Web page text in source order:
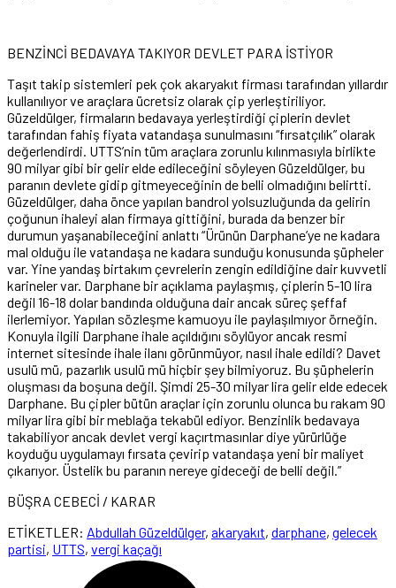
BENZİNCİ BEDAVAYA TAKIYOR DEVLET PARA İSTİYOR
Taşıt takip sistemleri pek çok akaryakıt firması tarafından yıllardır
kullanılıyor ve araçlara ücretsiz olarak çip yerleştiriliyor.
Güzeldülger, firmaların bedavaya yerleştirdiği çiplerin devlet
tarafından fahiş fiyata vatandaşa sunulmasını “fırsatçılık” olarak
değerlendirdi. UTTS’nin tüm araçlara zorunlu kılınmasıyla birlikte
90 milyar gibi bir gelir elde edileceğini söyleyen Güzeldülger, bu
paranın devlete gidip gitmeyeceğinin de belli olmadığını belirtti.
Güzeldülger, daha önce yapılan bandrol yolsuzluğunda da gelirin
çoğunun ihaleyi alan firmaya gittiğini, burada da benzer bir
durumun yaşanabileceğini anlattı “Ürünün Darphane’ye ne kadara
mal olduğu ile vatandaşa ne kadara sunduğu konusunda şüpheler
var. Yine yandaş birtakım çevrelerin zengin edildiğine dair kuvvetli
karineler var. Darphane bir açıklama paylaşmış, çiplerin 5-10 lira
değil 16-18 dolar bandında olduğuna dair ancak süreç şeffaf
ilerlemiyor. Yapılan sözleşme kamuoyu ile paylaşılmıyor örneğin.
Konuyla ilgili Darphane ihale açıldığını söylüyor ancak resmi
internet sitesinde ihale ilanı görünmüyor, nasıl ihale edildi? Davet
usulü mü, pazarlık usulü mü hiçbir şey bilmiyoruz. Bu şüphelerin
oluşması da boşuna değil. Şimdi 25-30 milyar lira gelir elde edecek
Darphane. Bu çipler bütün araçlar için zorunlu olunca bu rakam 90
milyar lira gibi bir meblağa tekabül ediyor. Benzinlik bedavaya
takabiliyor ancak devlet vergi kaçırtmasınlar diye yürürlüğe
koyduğu uygulamayı fırsata çevirip vatandaşa yeni bir maliyet
çıkarıyor. Üstelik bu paranın nereye gideceği de belli değil.”
BÜŞRA CEBECİ / KARAR
ETİKETLER: Abdullah Güzeldülger, akaryakıt, darphane, gelecek
partisi, UTTS, vergi kaçağı